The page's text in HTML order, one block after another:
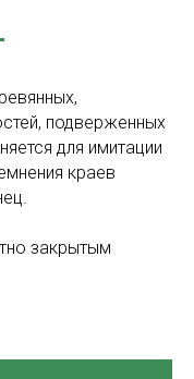
подверженных
для имитации
краев
закрытым